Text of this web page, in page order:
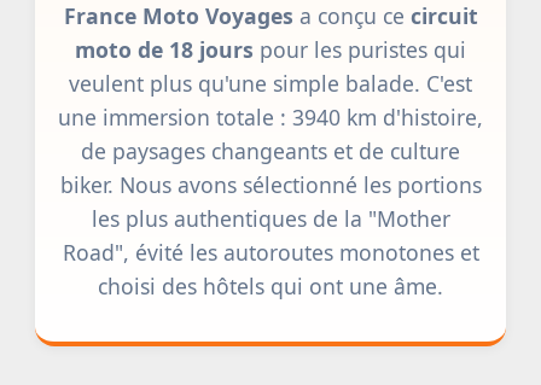
France Moto Voyages a conçu ce circuit
moto de 18 jours pour les puristes qui
veulent plus qu'une simple balade. C'est
une immersion totale : 3940 km d'histoire,
de paysages changeants et de culture
biker. Nous avons sélectionné les portions
les plus authentiques de la "Mother
Road", évité les autoroutes monotones et
choisi des hôtels qui ont une âme.